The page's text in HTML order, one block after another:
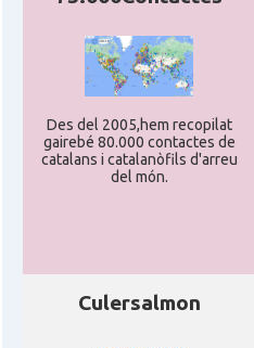
Des del 2005,hem recopilat
gairebé 80.000 contactes de
catalans i catalanòfils d'arreu
del món.
Culersalmon